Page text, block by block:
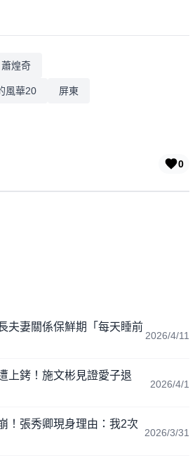
蕭煌奇
風華20 屏東
0
夫妻關係保鮮期「每天睡前
2026/4/11
上銬！施文彬見證愛子退
2026/4/1
！張秀卿現身理由：我2次
2026/3/31